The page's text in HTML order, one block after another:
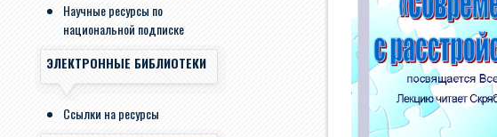
Научные ресурсы по
национальной подписке
ЭЛЕКТРОННЫЕ БИБЛИОТЕКИ
Ссылки на ресурсы